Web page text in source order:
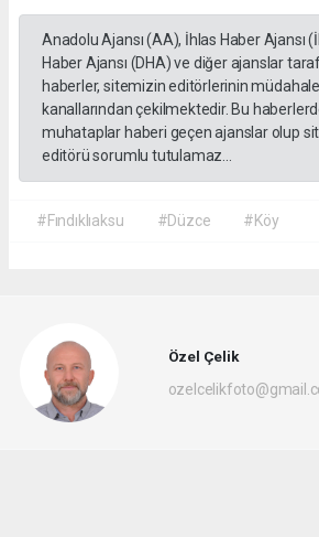
Anadolu Ajansı (AA), İhlas Haber Ajansı
Haber Ajansı (DHA) ve diğer ajanslar
haberler, sitemizin editörlerinin
kanallarından çekilmektedir. Bu
muhataplar haberi geçen ajanslar olup
editörü sorumlu tutulamaz...
#Fındıklıaksu #Düzce #Köy
Özel Çelik